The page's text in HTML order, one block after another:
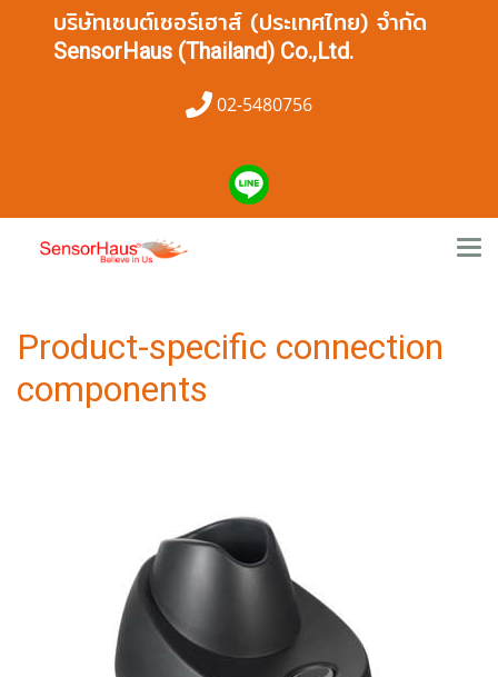
บริษัทเซนต์เซอร์เฮาส์ (ประเทศไทย) จำกัด
SensorHaus (Thailand) Co.,Ltd.
02-5480756
Product-specific connection
components